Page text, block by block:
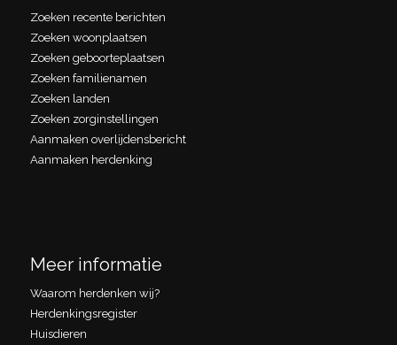
Zoeken recente berichten
Zoeken woonplaatsen
Zoeken geboorteplaatsen
Zoeken familienamen
Zoeken landen
Zoeken zorginstellingen
Aanmaken overlijdensbericht
Aanmaken herdenking
Meer informatie
Waarom herdenken wij?
Herdenkingsregister
Huisdieren